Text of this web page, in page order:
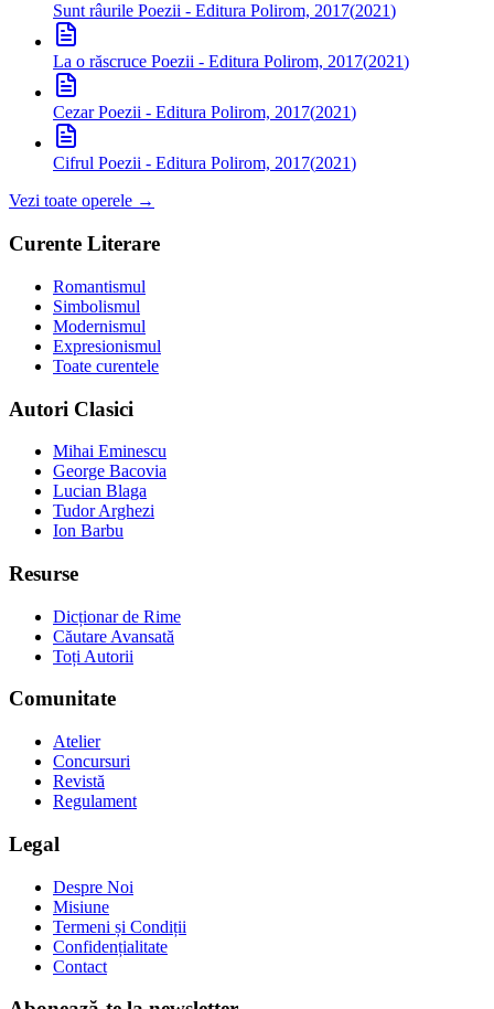
Sunt râurile Poezii - Editura Polirom, 2017(2021)
La o răscruce Poezii - Editura Polirom, 2017(2021)
CezarPoezii - Editura Polirom, 2017(2021)
Cifrul Poezii - Editura Polirom, 2017(2021)
Vezi toate operele →
Curente Literare
Romantismul
Simbolismul
Modernismul
Expresionismul
Toate curentele
Autori Clasici
Mihai Eminescu
George Bacovia
Lucian Blaga
Tudor Arghezi
Ion Barbu
Resurse
Dicționar de Rime
Căutare Avansată
Toți Autorii
Comunitate
Atelier
Concursuri
Revistă
Regulament
Legal
Despre Noi
Misiune
Termeni și Condiții
Confidențialitate
Contact